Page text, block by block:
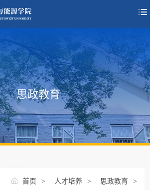

思政教育
首页 > 人才培养 > 思政教育 >